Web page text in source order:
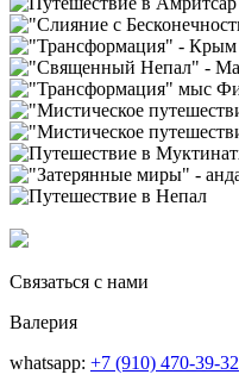
Связаться с нами
Валерия
whatsapp: +7 (910) 470-39-32